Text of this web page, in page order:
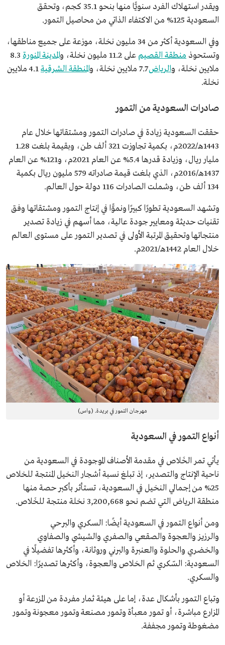
ويقدر استهلاك الفرد سنويًّا منها بنحو 35.1 كجم، وتحقق
السعودية 125% من الاكتفاء الذاتي من محاصيل التمور.
وفي السعودية أكثر من 34 مليون نخلة، موزعة على جميع مناطقها،
وتستحوذ منطقة القصيم على 11.2 مليون نخلة، و المدينة المنورة 8.3
ملايين نخلة، والرياض7.7 ملايين نخلة، و المنطقة الشرقية
4.1 ملايين
نخلة.
صادرات السعودية من التمور
حققت السعودية زيادة في صادرات التمور ومشتقاتها خلال عام
1443هـ/2022م، بكمية تجاوزت 321 ألف طن، وبقيمة بلغت 1.28
مليار ريال، وزيادة قدرها 5.4% عن العام 2021م، و121% عن العام
1437هـ/2016م، الذي بلغت قيمة صادراته 579 مليون ريال بكمية
134 ألف طن، وشملت الصادرات 116 دولة حول العالم.
وتشهد السعودية تطورًا كبيرًا ونموًّا في إنتاج التمور ومشتقاتها وفق
تقنيات حديثة ومعايير جودة عالية، مما أسهم في زيادة تصدير
منتجاتها وتحقيق المرتبة الأولى في تصدير التمور على مستوى العالم
خلال العام 1442هـ/2021م.
مهرجان التمور في بريدة. (واس)
أنواع التمور في السعودية
يأتي تمر الخَلاص في مقدمة الأصناف الموجودة في السعودية من
ناحية الإنتاج والتصدير، إذ تبلغ نسبة أشجار النخيل المنتجة للخلاص
25% من إجمالي النخيل في السعودية، تستأثر بأكبر حصة منها
منطقة الرياض التي تضم نحو 3,200,668 نخلة منتجة للخَلاص.
ومن أنواع التمور في السعودية أيضًا: السكري والبرحي
والرزيز والعجوة والصقعي والصفري والشيشي والصفاوي
والخضري والحلوة والعنبرة والبرني وروثانة، وأكثرها تفضيلًا في
السعودية: السّكري ثم الخلاص والعجوة، وأكثرها تصديرًا: الخلاص
والسكري.
وتباع التمور بأشكال عدة، إما على هيئة ثمار مفردة من المزرعة أو
المزارع مباشرة، أو تمور معبأة وتمور مصنعة وتمور معجونة وتمور
مضغوطة وتمور مجففة.